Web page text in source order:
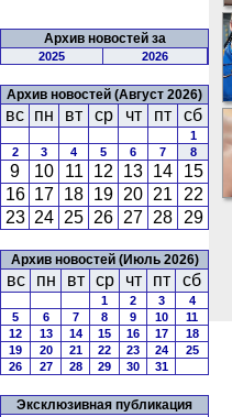
Архив новостей за
2025 2026
Архив новостей (Август 2026)
вс пн вт ср чт пт сб
1
2
3 4 5 6 7 8
9 10 11 12 13 14
15
16 17 18 19 20 21
22
23 24 25 26 27 28 29
Архив новостей (Июль 2026)
вс пн вт ср чт пт сб
1 2 3
4
5
6 7 8 9 10
11
12
13 14 15 16 17
18
19
20 21 22 23 24
25
26
27 28 29 30 31
Эксклюзивная публикация